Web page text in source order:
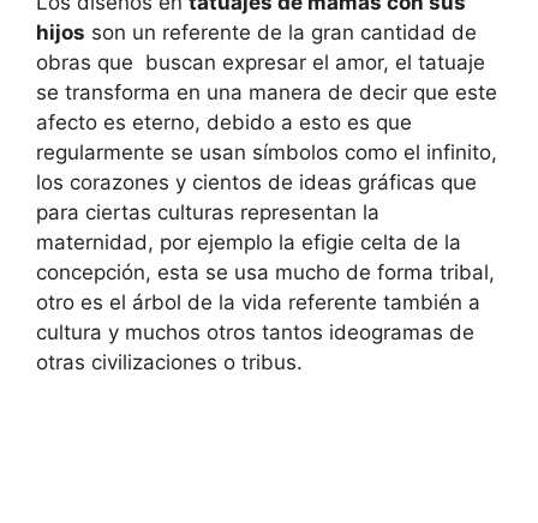
hijos son un referente de la gran cantidad de
obras que buscan expresar el amor, el tatuaje
se transforma en una manera de decir que este
afecto es eterno, debido a esto es que
regularmente se usan símbolos como el infinito,
los corazones y cientos de ideas gráficas que
para ciertas culturas representan la
maternidad, por ejemplo la efigie celta de la
concepción, esta se usa mucho de forma tribal,
otro es el árbol de la vida referente también a
cultura y muchos otros tantos ideogramas de
otras civilizaciones o tribus.